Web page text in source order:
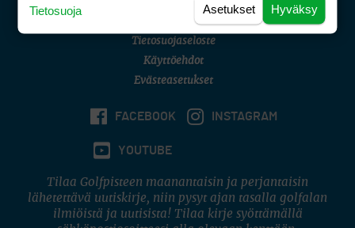
(digi) digi@otavamedia.fi
Tietosuojaseloste
Käyttöehdot
Evästeasetukset
FACEBOOK INSTAGRAM
YOUTUBE
Tilaa Golfpisteen maanantaisin ja perjantaisin
lähetettävä uutiskirje, niin pysyt ajan tasalla golfalan
ilmiöistä ja uutisista! Tilaa kirje syöttämällä
Hyväksy
Asetukset
Tietosuoja